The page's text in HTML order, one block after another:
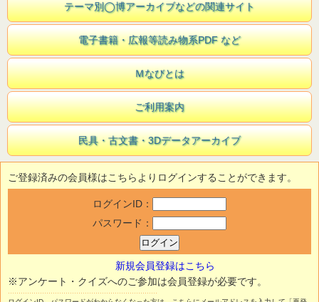
テーマ別◯博アーカイブなどの関連サイト
電子書籍・広報等読み物系PDF など
Ｍなびとは
ご利用案内
民具・古文書・3Dデータアーカイブ
ご登録済みの会員様はこちらよりログインすることができます。
ログインID：
パスワード：
新規会員登録はこちら
※アンケート・クイズへのご参加は会員登録が必要です。